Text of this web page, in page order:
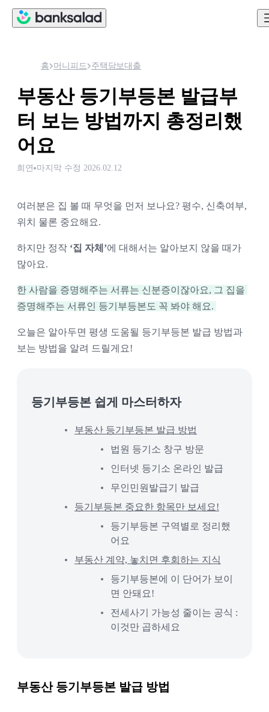
홈 머니피드 주택담보대출
부동산 등기부등본 발급부
터 보는 방법까지 총정리했
어요
희연 마지막 수정 2026.02.12
여러분은 집 볼 때 무엇을 먼저 보나요? 평수, 신축여부,
위치 물론 중요해요.
하지만 정작 ‘집 자체’에 대해서는 알아보지 않을 때가
많아요.
한 사람을 증명해주는 서류는 신분증이잖아요, 그 집을
증명해주는 서류인 등기부등본도 꼭 봐야 해요.
오늘은 알아두면 평생 도움될 등기부등본 발급 방법과
보는 방법을 알려 드릴게요!
등기부등본 쉽게 마스터하자
부동산 등기부등본 발급 방법
법원 등기소 창구 방문
인터넷 등기소 온라인 발급
무인민원발급기 발급
등기부등본 중요한 항목만 보세요!
등기부등본 구역별로 정리했
어요
부동산 계약, 놓치면 후회하는 지식
등기부등본에 이 단어가 보이
면 안돼요!
전세사기 가능성 줄이는 공식 :
이것만 곱하세요
부동산 등기부등본 발급 방법